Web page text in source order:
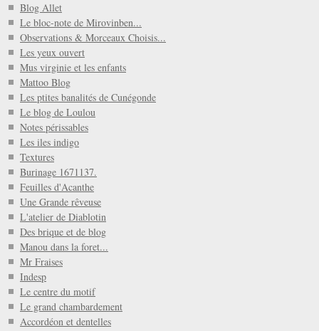
Blog Allet
Le bloc-note de Mirovinben...
Observations & Morceaux Choisis...
Les yeux ouvert
Mus virginie et les enfants
Mattoo Blog
Les ptites banalités de Cunégonde
Le blog de Loulou
Notes périssables
Les iles indigo
Textures
Burinage 1671137.
Feuilles d'Acanthe
Une Grande rêveuse
L'atelier de Diablotin
Des brique et de blog
Manou dans la foret...
Mr Fraises
Indesp
Le centre du motif
Le grand chambardement
Accordéon et dentelles